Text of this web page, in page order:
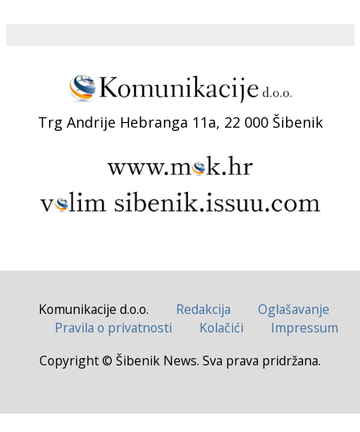
Trg Andrije Hebranga 11a, 22 000 Šibenik
Komunikacije d.o.o. Redakcija
Oglašavanje
Pravila o privatnosti
Kolačići
Impressum
Copyright © Šibenik News. Sva prava pridržana.